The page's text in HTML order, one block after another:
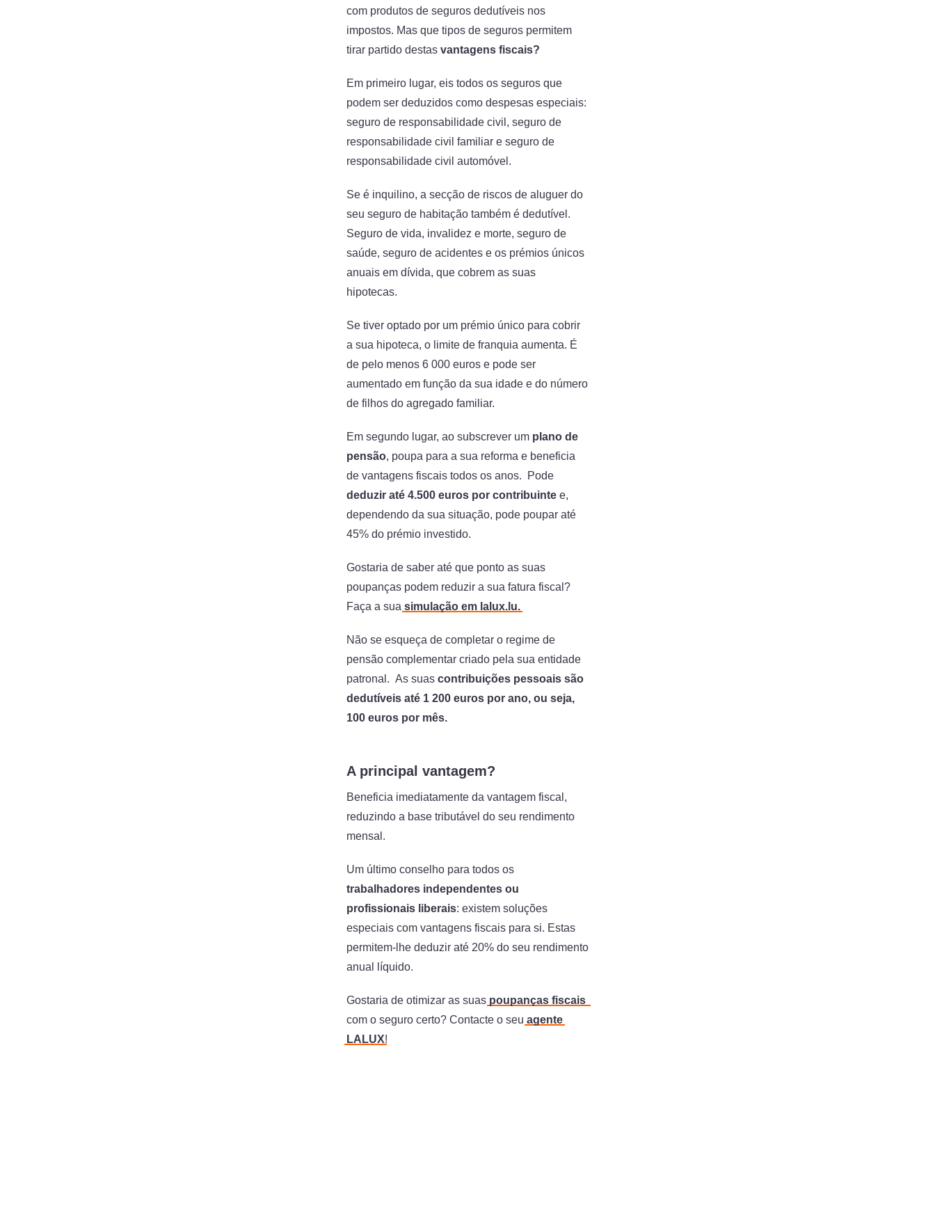
com produtos de seguros dedutíveis nos
impostos. Mas que tipos de seguros permitem
tirar partido destas vantagens fiscais?
Em primeiro lugar, eis todos os seguros que
podem ser deduzidos como despesas especiais:
seguro de responsabilidade civil, seguro de
responsabilidade civil familiar e seguro de
responsabilidade civil automóvel.
Se é inquilino, a secção de riscos de aluguer do
seu seguro de habitação também é dedutível.
Seguro de vida, invalidez e morte, seguro de
saúde, seguro de acidentes e os prémios únicos
anuais em dívida, que cobrem as suas
hipotecas.
Se tiver optado por um prémio único para cobrir
a sua hipoteca, o limite de franquia aumenta. É
de pelo menos 6 000 euros e pode ser
aumentado em função da sua idade e do número
de filhos do agregado familiar.
Em segundo lugar, ao subscrever um plano de
pensão, poupa para a sua reforma e beneficia
de vantagens fiscais todos os anos. Pode
deduzir até 4.500 euros por contribuinte e,
dependendo da sua situação, pode poupar até
45% do prémio investido.
Gostaria de saber até que ponto as suas
poupanças podem reduzir a sua fatura fiscal?
Faça a sua simulação em lalux.lu.
Não se esqueça de completar o regime de
pensão complementar criado pela sua entidade
patronal. As suas contribuições pessoais são
dedutíveis até 1 200 euros por ano, ou seja,
100 euros por mês.
A principal vantagem?
Beneficia imediatamente da vantagem fiscal,
reduzindo a base tributável do seu rendimento
mensal.
Um último conselho para todos os
trabalhadores independentes ou
profissionais liberais: existem soluções
especiais com vantagens fiscais para si. Estas
permitem-lhe deduzir até 20% do seu rendimento
anual líquido.
Gostaria de otimizar as suas poupanças fiscais
com o seguro certo? Contacte o seu agente
LALUX!